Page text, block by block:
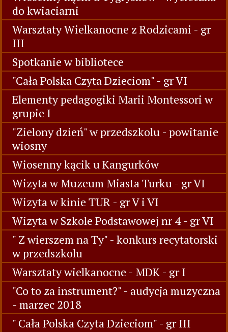
do kwiaciarni
Warsztaty Wielkanocne z Rodzicami - gr
III
Spotkanie w bibliotece
"Cała Polska Czyta Dzieciom" - gr VI
Elementy pedagogiki Marii Montessori w
grupie I
"Zielony dzień" w przedszkolu - powitanie
wiosny
Wiosenny kącik u Kangurków
Wizyta w Muzeum Miasta Turku - gr VI
Wizyta w kinie TUR - gr V i VI
Wizyta w Szkole Podstawowej nr 4 - gr VI
" Z wierszem na Ty" - konkurs recytatorski
w przedszkolu
Warsztaty wielkanocne - MDK - gr I
"Co to za instrument?" - audycja muzyczna
- marzec 2018
" Cała Polska Czyta Dzieciom" - gr III